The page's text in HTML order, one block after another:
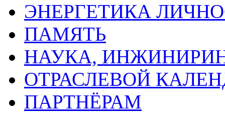
ЭНЕРГЕТИКА
ПАМЯТЬ
НАУКА,
ОТРАСЛЕВОЙ
ПАРТНЁРАМ